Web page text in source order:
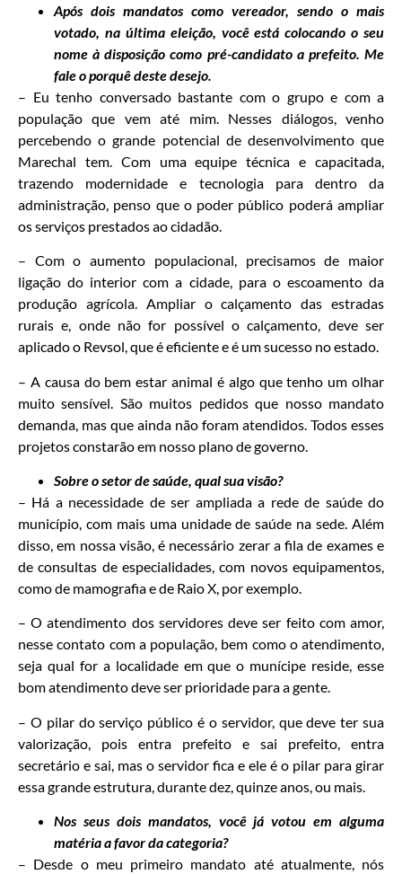
Após dois mandatos como vereador, sendo o mais
votado, na última eleição, você está colocando o seu
nome à disposição como pré-candidato a prefeito. Me
fale o porquê deste desejo.
– Eu tenho conversado bastante com o grupo e com a
população que vem até mim. Nesses diálogos, venho
percebendo o grande potencial de desenvolvimento que
Marechal tem. Com uma equipe técnica e capacitada,
trazendo modernidade e tecnologia para dentro da
administração, penso que o poder público poderá ampliar
os serviços prestados ao cidadão.
– Com o aumento populacional, precisamos de maior
ligação do interior com a cidade, para o escoamento da
produção agrícola. Ampliar o calçamento das estradas
rurais e, onde não for possível o calçamento, deve ser
aplicado o Revsol, que é eficiente e é um sucesso no estado.
– A causa do bem estar animal é algo que tenho um olhar
muito sensível. São muitos pedidos que nosso mandato
demanda, mas que ainda não foram atendidos. Todos esses
projetos constarão em nosso plano de governo.
Sobre o setor de saúde, qual sua visão?
– Há a necessidade de ser ampliada a rede de saúde do
município, com mais uma unidade de saúde na sede. Além
disso, em nossa visão, é necessário zerar a fila de exames e
de consultas de especialidades, com novos equipamentos,
como de mamografia e de Raio X, por exemplo.
– O atendimento dos servidores deve ser feito com amor,
nesse contato com a população, bem como o atendimento,
seja qual for a localidade em que o munícipe reside, esse
bom atendimento deve ser prioridade para a gente.
– O pilar do serviço público é o servidor, que deve ter sua
valorização, pois entra prefeito e sai prefeito, entra
secretário e sai, mas o servidor fica e ele é o pilar para girar
essa grande estrutura, durante dez, quinze anos, ou mais.
Nos seus dois mandatos, você já votou em alguma
matéria a favor da categoria?
– Desde o meu primeiro mandato até atualmente, nós